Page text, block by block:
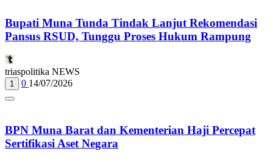
Bupati Muna Tunda Tindak Lanjut Rekomendasi
Pansus RSUD, Tunggu Proses Hukum Rampung
triaspolitika NEWS
1 0 14/07/2026
BPN Muna Barat dan Kementerian Haji Percepat
Sertifikasi Aset Negara